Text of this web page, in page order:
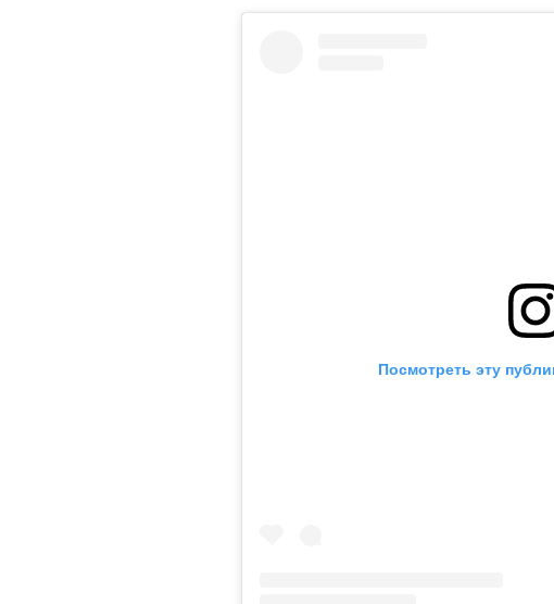
Посмотреть эту